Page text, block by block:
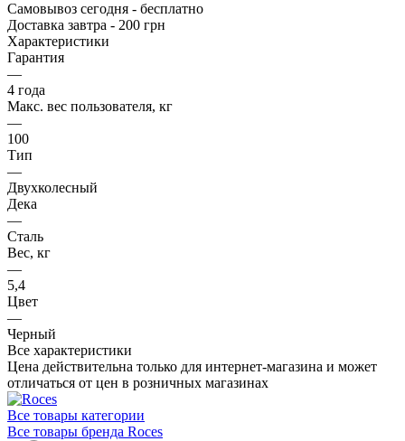
Самовывоз сегодня - бесплатно
Доставка завтра - 200 грн
Характеристики
Гарантия
—
4 года
Макс. вес пользователя, кг
—
100
Тип
—
Двухколесный
Дека
—
Сталь
Вес, кг
—
5,4
Цвет
—
Черный
Все характеристики
Цена действительна только для интернет-магазина и может
отличаться от цен в розничных магазинах
Все товары категории
Все товары бренда Roces